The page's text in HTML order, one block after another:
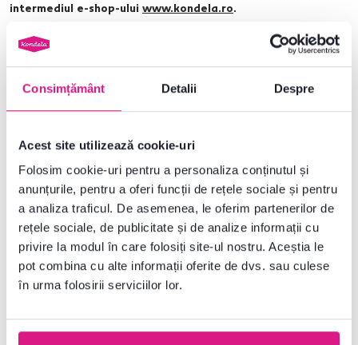
Consimțământ Detalii Despre
Acest site utilizează cookie-uri
Folosim cookie-uri pentru a personaliza conținutul și
anunțurile, pentru a oferi funcții de rețele sociale și pentru
a analiza traficul. De asemenea, le oferim partenerilor de
rețele sociale, de publicitate și de analize informații cu
privire la modul în care folosiți site-ul nostru. Aceștia le
pot combina cu alte informații oferite de dvs. sau culese
în urma folosirii serviciilor lor.
intermediul e-shop-ului www.kondela.ro.
În taxa de transport nu este inclusă manipularea şi transportarea
produselor în apartament/casă.
Newsletter
Abonați-vă și obțineți o reducere de bun venit de-5 %.
În plus, vă vom trimite inspirație și oferte avantajoase
pentru casa dumneavoastră.
Sunt de acord să-mi trimiteți un buletin
informativ regulat la adresa specificată. *